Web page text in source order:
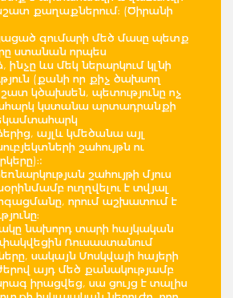
քաղաքներում։ (Ծիրանի
գումարի մեծ մասը պետք
ստանան որպես
ևս մեկ ներարկում կլնի
(քանի որ քիչ ծախսող
կծախսեն, պետությունը ոչ
կստանա արտադրանքի
այլև կմեծանա այլ
շահույթն ու
շահույթի մյուս
ուղղվելու է տվյալ
որում աշխատում է
նախորդ տարի հայկական
Ռուսաստանում
սակայն Մոսկվայի հայերի
այդ մեծ քանակությամբ
իրացվեց, սա ցույց է տալիս